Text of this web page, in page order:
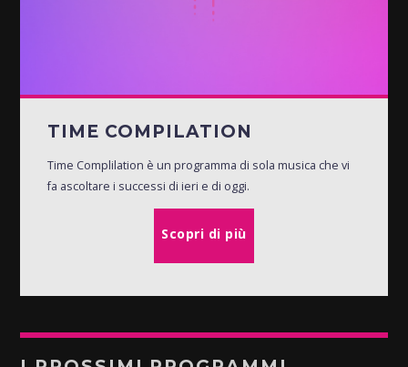
TIME COMPILATION
Time Complilation è un programma di sola musica che vi
fa ascoltare i successi di ieri e di oggi.
Scopri di più